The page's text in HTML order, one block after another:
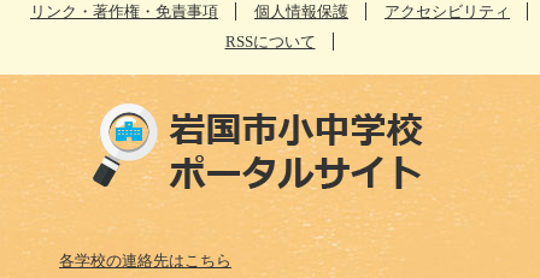
リンク・著作権・免責事項 個人情報保護
アクセシビリティ
RSSについて
各学校の連絡先はこちら